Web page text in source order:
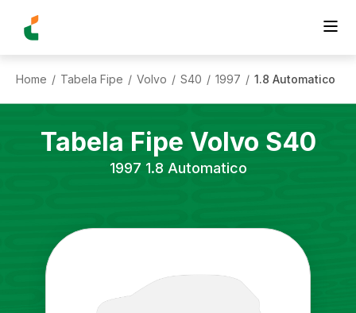
Home / Tabela Fipe / Volvo / S40 / 1997 / 1.8 Automatico
Tabela Fipe Volvo S40
1997 1.8 Automatico